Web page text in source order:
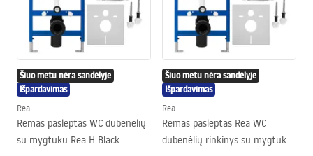
Šiuo metu nėra sandėlyje
Išpardavimas
Rea
Rėmas paslėptas WC dubenėlių
su mygtuku Rea H Black
Šiuo metu nėra sandėlyje
Išpardavimas
Rea
Rėmas paslėptas Rea WC
dubenėlių rinkinys su mygtuku